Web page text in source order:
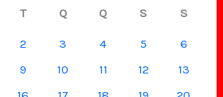
T Q Q S S
2 3 4 5
6
9 10 11 12
13